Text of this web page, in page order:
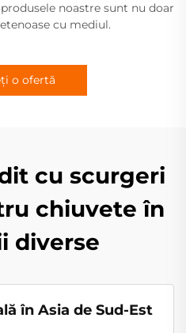
noastre sunt nu doar
cu mediul.
o ofertă
cu scurgeri
chiuvete în
diverse
în Asia de Sud-Est